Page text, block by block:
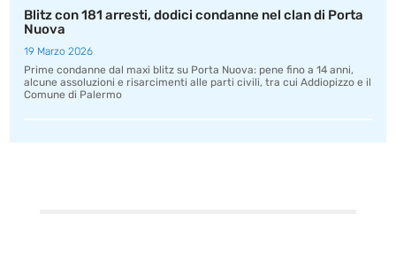
Blitz con 181 arresti, dodici condanne nel clan di Porta
Nuova
19 Marzo 2026
Prime condanne dal maxi blitz su Porta Nuova: pene fino a 14 anni,
alcune assoluzioni e risarcimenti alle parti civili, tra cui Addiopizzo e il
Comune di Palermo